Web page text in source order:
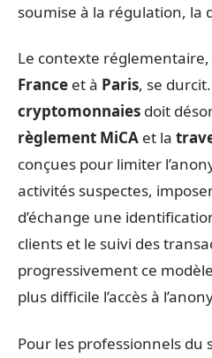
soumise à la régulation, la
Le contexte
France et à Paris, se
cryptomonnaies doit
règlement MiCA et la
conçues pour limiter
activités suspectes,
d’échange une
clients et le suivi des
progressivement ce
plus difficile l’accès à
Pour les professionnels du